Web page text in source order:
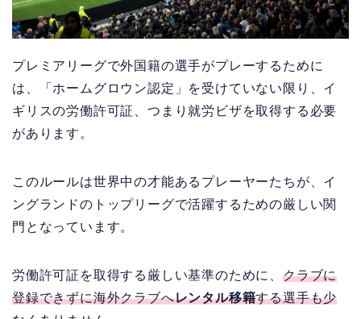
プレミアリーグで外国籍の選手がプレーするために
は、「ホームグロウン認定」を受けていない限り、イ
ギリスの労働許可証、つまり就労ビザを取得する必要
があります。
このルールは世界中の才能あるプレーヤーたちが、イ
ングランドのトップリーグで活躍するための厳しい関
門となっています。
労働許可証を取得する厳しい基準のために、 クラブに
登録できずに海外クラブへレンタル移籍する選手も少